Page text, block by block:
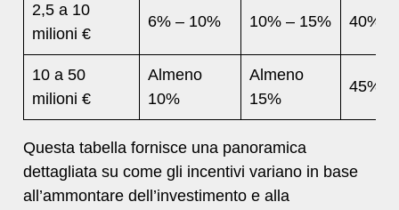
2,5 a 10
milioni €
6% – 10% 10% – 15% 40%
10 a 50
milioni €
Almeno
10%
Almeno
15%
45%
Questa tabella fornisce una panoramica
dettagliata su come gli incentivi variano in base
all’ammontare dell’investimento e alla